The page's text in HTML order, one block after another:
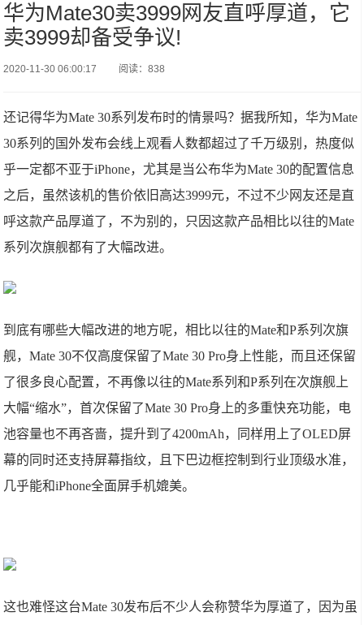
华为Mate30卖3999网友直呼厚道，它
卖3999却备受争议!
2020-11-30 06:00:17 阅读：838
还记得华为Mate 30系列发布时的情景吗？据我所知，华为Mate
30系列的国外发布会线上观看人数都超过了千万级别，热度似
乎一定都不亚于iPhone，尤其是当公布华为Mate 30的配置信息
之后，虽然该机的售价依旧高达3999元，不过不少网友还是直
呼这款产品厚道了，不为别的，只因这款产品相比以往的Mate
系列次旗舰都有了大幅改进。
到底有哪些大幅改进的地方呢，相比以往的Mate和P系列次旗
舰，Mate 30不仅高度保留了Mate 30 Pro身上性能，而且还保留
了很多良心配置，不再像以往的Mate系列和P系列在次旗舰上
大幅“缩水”，首次保留了Mate 30 Pro身上的多重快充功能，电
池容量也不再吝啬，提升到了4200mAh，同样用上了OLED屏
幕的同时还支持屏幕指纹，且下巴边框控制到行业顶级水准，
几乎能和iPhone全面屏手机媲美。
这也难怪这台Mate 30发布后不少人会称赞华为厚道了，因为虽